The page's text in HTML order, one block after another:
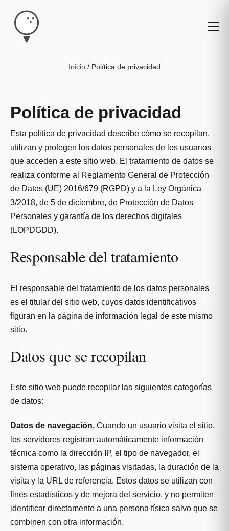
Inicio / Política de privacidad
Política de privacidad
Esta política de privacidad describe cómo se recopilan,
utilizan y protegen los datos personales de los usuarios
que acceden a este sitio web. El tratamiento de datos se
realiza conforme al Reglamento General de Protección
de Datos (UE) 2016/679 (RGPD) y a la Ley Orgánica
3/2018, de 5 de diciembre, de Protección de Datos
Personales y garantía de los derechos digitales
(LOPDGDD).
Responsable del tratamiento
El responsable del tratamiento de los datos personales
es el titular del sitio web, cuyos datos identificativos
figuran en la página de información legal de este mismo
sitio.
Datos que se recopilan
Este sitio web puede recopilar las siguientes categorías
de datos:
Datos de navegación. Cuando un usuario visita el sitio,
los servidores registran automáticamente información
técnica como la dirección IP, el tipo de navegador, el
sistema operativo, las páginas visitadas, la duración de la
visita y la URL de referencia. Estos datos se utilizan con
fines estadísticos y de mejora del servicio, y no permiten
identificar directamente a una persona física salvo que se
combinen con otra información.